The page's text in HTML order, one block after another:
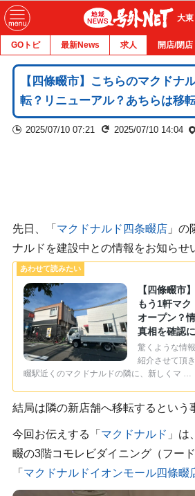
大
GOトピ 最新News 求人 開店/閉店
【四條畷市】こちらのマクドナ
転？リニューアル？あちらは移
2025/07/10 07:21 2025/07/10 14:04
先日、「 マクドナルド四条畷店」の
ナルドを建設中との情報をお知らせ
【四條畷市
もう1軒マク
オープン？
真相を確認
驚くような情
紹介させて頂
畷駅近くのマクドナルドの隣に、新しくマ …
結局は隣の新店舗へ移転するという
今回お伝えする「 マクドナルド 」は
畷の3階コモレビダイニング（フー
「 マクドナルドイオンモール四條畷